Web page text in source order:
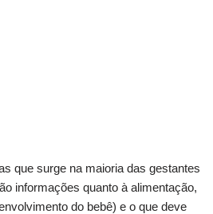
que surge na maioria das gestantes
informações quanto à alimentação,
do bebê) e o que deve